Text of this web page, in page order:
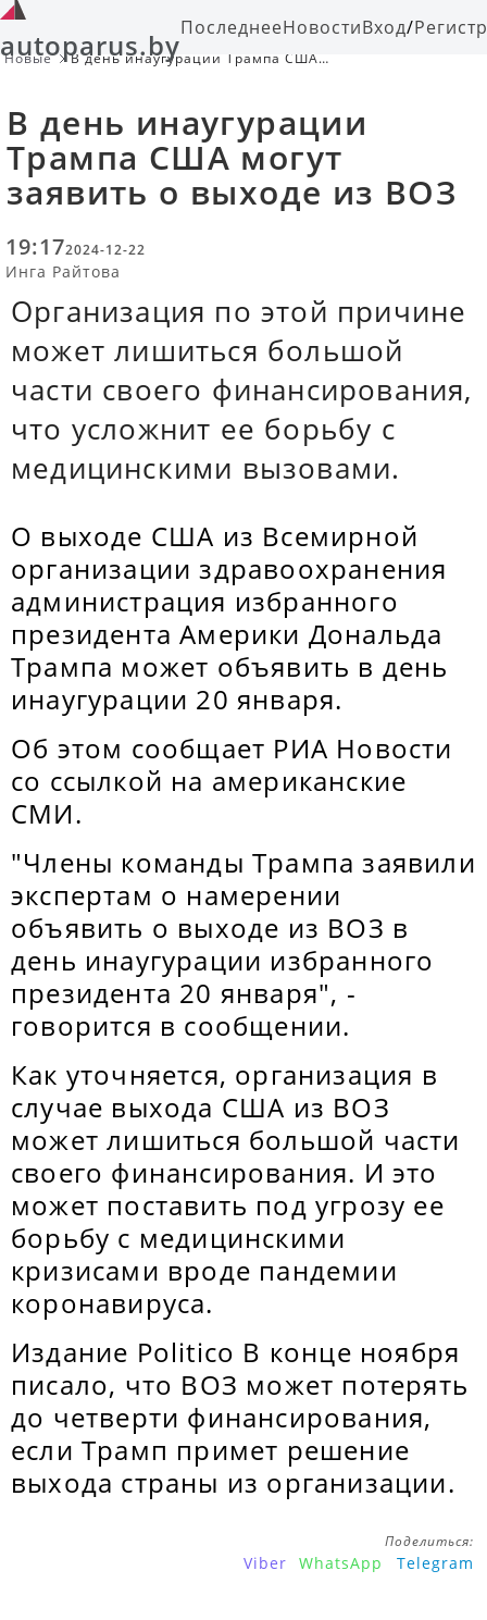
autoparus.byПоследнееНовостиВход/
Новые
В день инаугурации Трампа США
В день инаугурации
Трампа США могут
заявить о выходе из ВОЗ
19:172024-12-22
Инга Райтова
Организация по этой причине
может лишиться большой
части своего финансирования,
что усложнит ее борьбу с
медицинскими вызовами.
О выходе США из Всемирной
организации здравоохранения
администрация избранного
президента Америки Дональда
Трампа может объявить в день
инаугурации 20 января.
Об этом сообщает РИА Новости
со ссылкой на американские
СМИ.
"Члены команды Трампа заявили
экспертам о намерении
объявить о выходе из ВОЗ в
день инаугурации избранного
президента 20 января", -
говорится в сообщении.
Как уточняется, организация в
случае выхода США из ВОЗ
может лишиться большой части
своего финансирования. И это
может поставить под угрозу ее
борьбу с медицинскими
кризисами вроде пандемии
коронавируса.
Издание Politico В конце ноября
писало, что ВОЗ может потерять
до четверти финансирования,
если Трамп примет решение
выхода страны из организации.
Поделиться:
Viber WhatsApp Telegram